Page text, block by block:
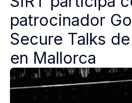
patrocinador
Secure Talks
en Mallorca